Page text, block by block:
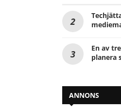
En av
planera
ANNONS